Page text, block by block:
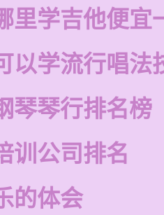
里学吉他便宜
以学流行唱法
琴琴行排名榜
训公司排名
的体会